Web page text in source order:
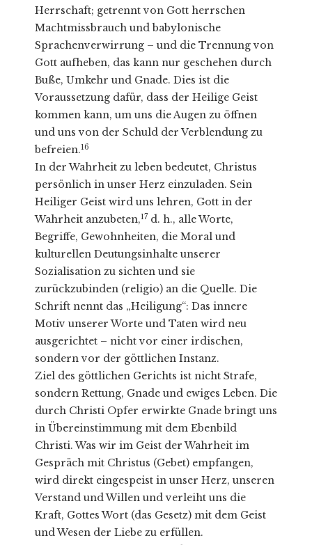
Herrschaft; getrennt von Gott herrschen
Machtmissbrauch und babylonische
Sprachenverwirrung – und die Trennung von
Gott aufheben, das kann nur geschehen durch
Buße, Umkehr und Gnade. Dies ist die
Voraussetzung dafür, dass der Heilige Geist
kommen kann, um uns die Augen zu öffnen
und uns von der Schuld der Verblendung zu
befreien.16
In der Wahrheit zu leben bedeutet, Christus
persönlich in unser Herz einzuladen. Sein
Heiliger Geist wird uns lehren, Gott in der
Wahrheit anzubeten,17 d. h., alle Worte,
Begriffe, Gewohnheiten, die Moral und
kulturellen Deutungsinhalte unserer
Sozialisation zu sichten und sie
zurückzubinden (religio) an die Quelle. Die
Schrift nennt das „Heiligung“: Das innere
Motiv unserer Worte und Taten wird neu
ausgerichtet – nicht vor einer irdischen,
sondern vor der göttlichen Instanz.
Ziel des göttlichen Gerichts ist nicht Strafe,
sondern Rettung, Gnade und ewiges Leben. Die
durch Christi Opfer erwirkte Gnade bringt uns
in Übereinstimmung mit dem Ebenbild
Christi. Was wir im Geist der Wahrheit im
Gespräch mit Christus (Gebet) empfangen,
wird direkt eingespeist in unser Herz, unseren
Verstand und Willen und verleiht uns die
Kraft, Gottes Wort (das Gesetz) mit dem Geist
und Wesen der Liebe zu erfüllen.